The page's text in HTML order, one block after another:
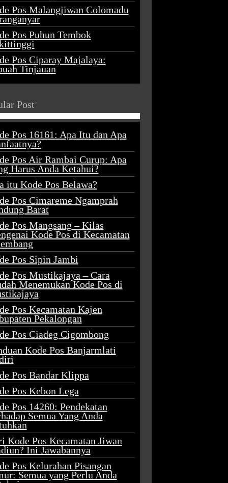
Pos Malangjiwan Colomadu
Pos Puhun Tembok
Pos Ciparay Majalaya:
Tinjauan
Post
Pos 16161: Apa Itu dan Apa
Pos Air Rambai Curup: Apa
Harus Anda Ketahui?
itu Kode Pos Belawa?
Pos Cimareme Ngamprah
Barat
Pos Mangsang – Kilas
Kode Pos di Kecamatan
Pos Sipin Jambi
Pos Mustikajaya – Cara
Menemukan Kode Pos di
Pos Kecamatan Kajen
Pekalongan
Pos Ciadeg Cigombong
Kode Pos Banjarmlati
Pos Bandar Klippa
Pos Kebon Lega
Pos 14260: Pendekatan
Semua Yang Anda
Kode Pos Kecamatan Jiwan
Ini Jawabannya
Pos Kelurahan Pisangan
Semua yang Perlu Anda